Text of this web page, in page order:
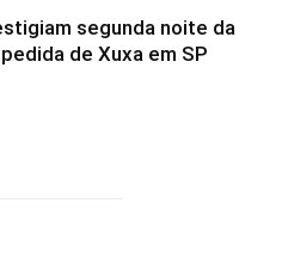
segunda noite da
de Xuxa em SP